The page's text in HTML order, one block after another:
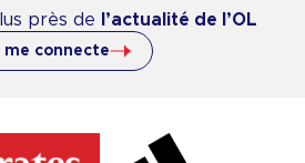
près de l’actualité de l’OL
me connecte